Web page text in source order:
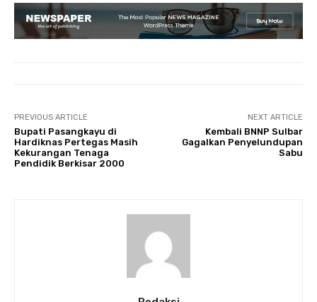
PREVIOUS ARTICLE
Bupati Pasangkayu di
Hardiknas Pertegas Masih
Kekurangan Tenaga
Pendidik Berkisar 2000
NEXT ARTICLE
Kembali BNNP Sulbar
Gagalkan Penyelundupan
Sabu